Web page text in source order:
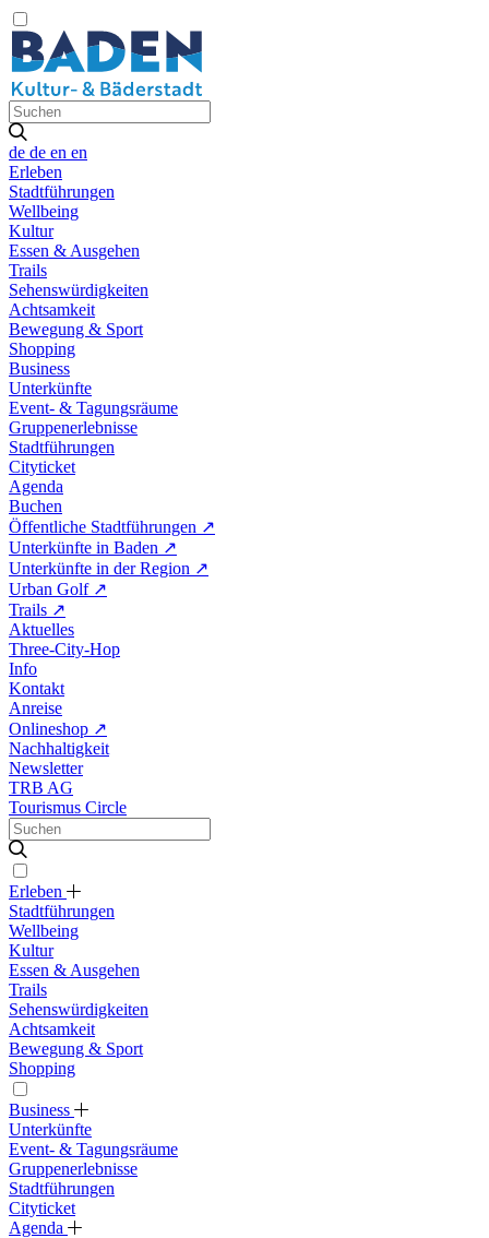
de de en en
Erleben
Stadtführungen
Wellbeing
Kultur
Essen & Ausgehen
Trails
Sehenswürdigkeiten
Achtsamkeit
Bewegung & Sport
Shopping
Business
Unterkünfte
Event- & Tagungsräume
Gruppenerlebnisse
Stadtführungen
Cityticket
Agenda
Buchen
Öffentliche Stadtführungen ↗
Unterkünfte in Baden ↗
Unterkünfte in der Region ↗
Urban Golf ↗
Trails ↗
Aktuelles
Three-City-Hop
Info
Kontakt
Anreise
Onlineshop ↗
Nachhaltigkeit
Newsletter
TRB AG
Tourismus Circle
Erleben
Stadtführungen
Wellbeing
Kultur
Essen & Ausgehen
Trails
Sehenswürdigkeiten
Achtsamkeit
Bewegung & Sport
Shopping
Business
Unterkünfte
Event- & Tagungsräume
Gruppenerlebnisse
Stadtführungen
Cityticket
Agenda